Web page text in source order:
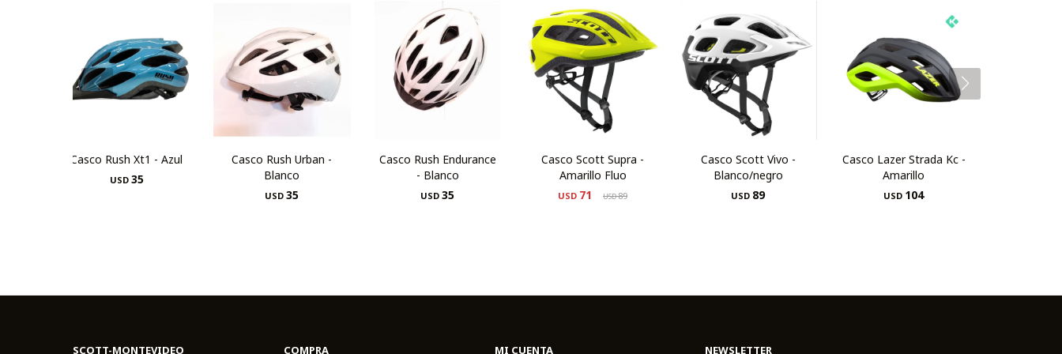
Casco Rush Xt1 - Azul
USD 35
Casco Rush Urban -
Blanco
USD 35
Casco Rush Endurance
- Blanco
USD 35
Casco Scott Supra -
Amarillo Fluo
USD 71 USD89
Casco Scott Vivo -
Blanco/negro
USD 89
Casco Lazer Strada Kc -
Amarillo
USD 104
SCOTT-MONTEVIDEO COMPRA MI CUENTA NEWSLETTER